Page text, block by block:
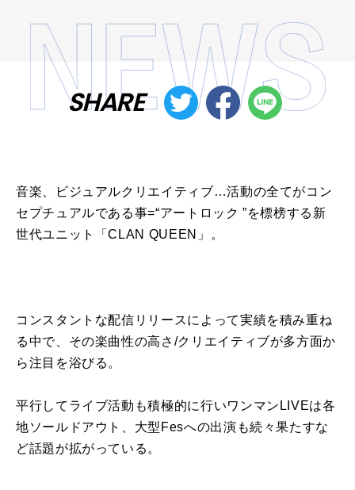
SHARE
音楽、ビジュアルクリエイティブ…活動の全てがコン
セプチュアルである事=“アートロック ”を標榜する新
世代ユニット「CLAN QUEEN 」。
コンスタントな配信リリースに よって実績を積み重ね
る中で、その楽曲性の高さ /クリエイティブが多方面か
ら注目 を浴びる。
平行してライブ活動も積極的に行いワンマン LIVEは各
地ソールドアウト、大型 Fesへの出演も続々果たすな
ど話題が拡がっている。